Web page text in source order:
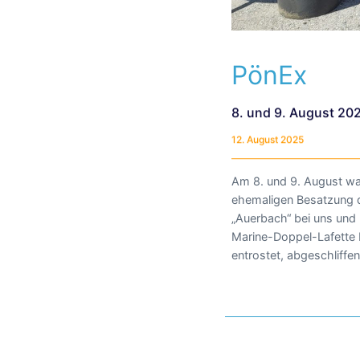
PönEx
8. und 9. August
12. August 2025
Am 8. und 9. August
ehemaligen
„Auerbach“ bei uns
Marine-Doppel-Lafette
entrostet,
nun wieder in voller
für die klasse Arbeit